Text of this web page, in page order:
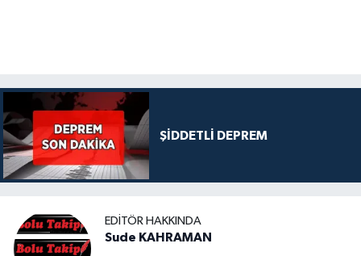
ŞİDDETLİ DEPREM
EDITÖR HAKKINDA
Sude KAHRAMAN